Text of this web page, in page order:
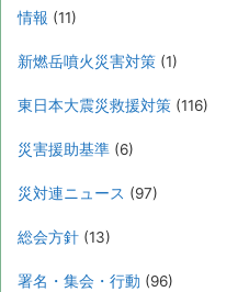
情報 (11)
新燃岳噴火災害対策 (1)
東日本大震災救援対策 (116)
災害援助基準 (6)
災対連ニュース (97)
総会方針 (13)
署名・集会・行動 (96)